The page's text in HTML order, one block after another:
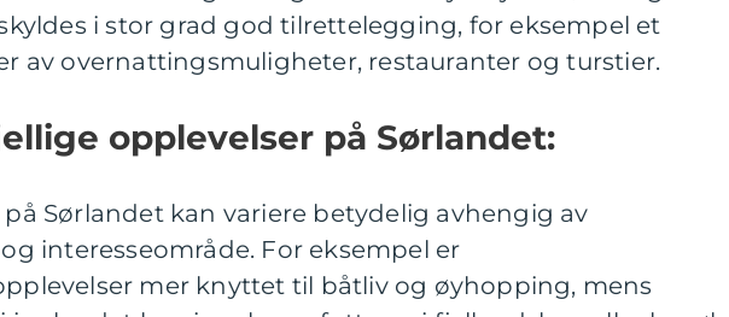
i stor grad god tilrettelegging, for eksempel et
av overnattingsmuligheter, restauranter og turstier.
opplevelser på Sørlandet:
på Sørlandet kan variere betydelig avhengig av
interesseområde. For eksempel er
mer knyttet til båtliv og øyhopping, mens